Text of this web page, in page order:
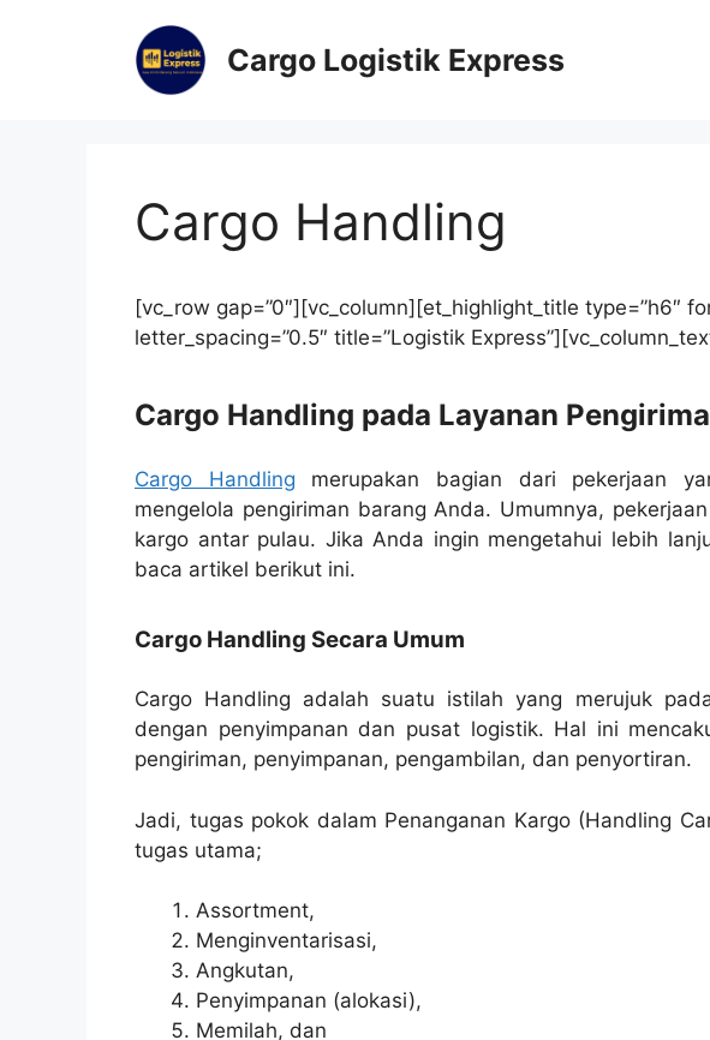
Cargo Logistik Express
Cargo Handling
[vc_row gap=”0″][vc_column][et_highlight_title type=”h6″
letter_spacing=”0.5″ title=”Logistik
Cargo Handling pada Layanan
Cargo Handling merupakan bagian dari pekerjaan
mengelola pengiriman barang Anda. Umumnya,
kargo antar pulau. Jika Anda ingin mengetahui lebih
baca artikel berikut ini.
Cargo Handling Secara Umum
Cargo Handling adalah suatu istilah yang merujuk
dengan penyimpanan dan pusat logistik. Hal ini
pengiriman, penyimpanan, pengambilan, dan penyortiran.
Jadi, tugas pokok dalam Penanganan Kargo (Handling
tugas utama;
Assortment,
Menginventarisasi,
Angkutan,
Penyimpanan (alokasi),
Memilah, dan